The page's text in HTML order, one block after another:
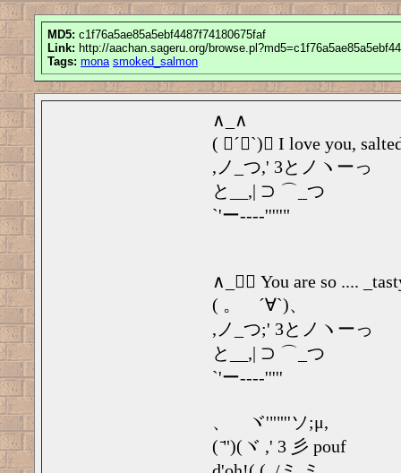
MD5: c1f76a5ae85a5ebf4487f74180675faf
Link: http://aachan.sageru.org/
Tags: mona smoked_salmon
∧_∧
( ゚´∀`)、 I love you,
,ノ_つ,' 3とノヽーっ
と__,| ⊃ ⌒_つ
`'ー---‐'''''"
∧_∧゙ You are so ....
( 。゚´∀`)、゙
,ノ_つ;' 3とノヽーっ
と__,| ⊃ ⌒_つ
`'ー---‐'''''
、ゞヾ'""''ソ;μ,
( ̄")(ヾ ,' 3 彡 pouf